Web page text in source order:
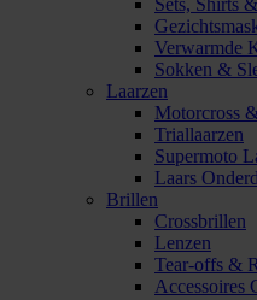
Sets, Shirts
Verwarmde
Sokken &
Laarzen
Motorcross
Triallaarzen
Supermoto
Laars
Brillen
Crossbrillen
Lenzen
Tear-offs &
Accessoires